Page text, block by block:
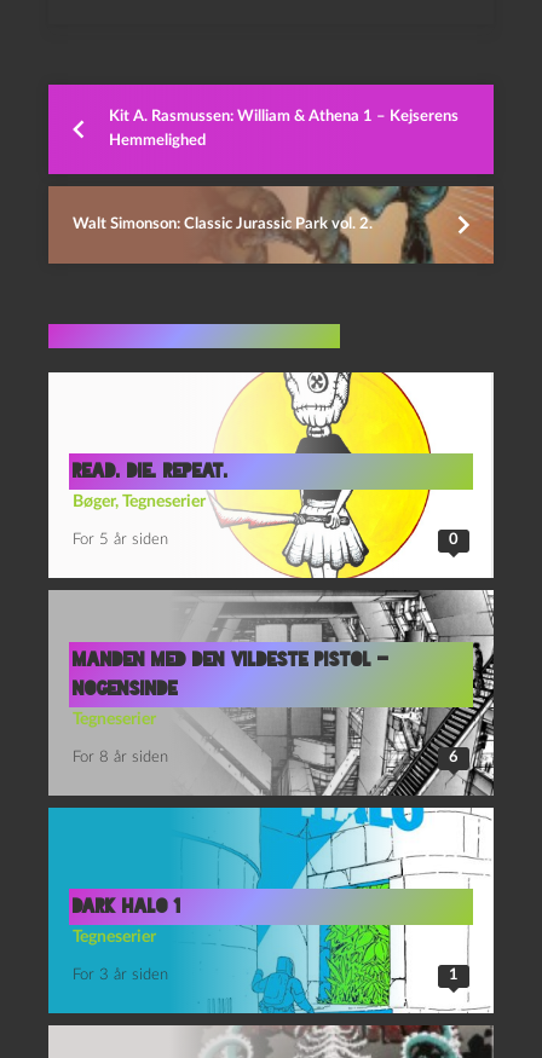
Kit A. Rasmussen: William & Athena 1 – Kejserens
Hemmelighed
Walt Simonson: Classic Jurassic Park vol. 2.
Read. Die. Repeat.
Bøger, Tegneserier
For 5 år siden 0
Manden med den vildeste pistol –
nogensinde
Tegneserier
For 8 år siden 6
Dark Halo 1
Tegneserier
For 3 år siden 1